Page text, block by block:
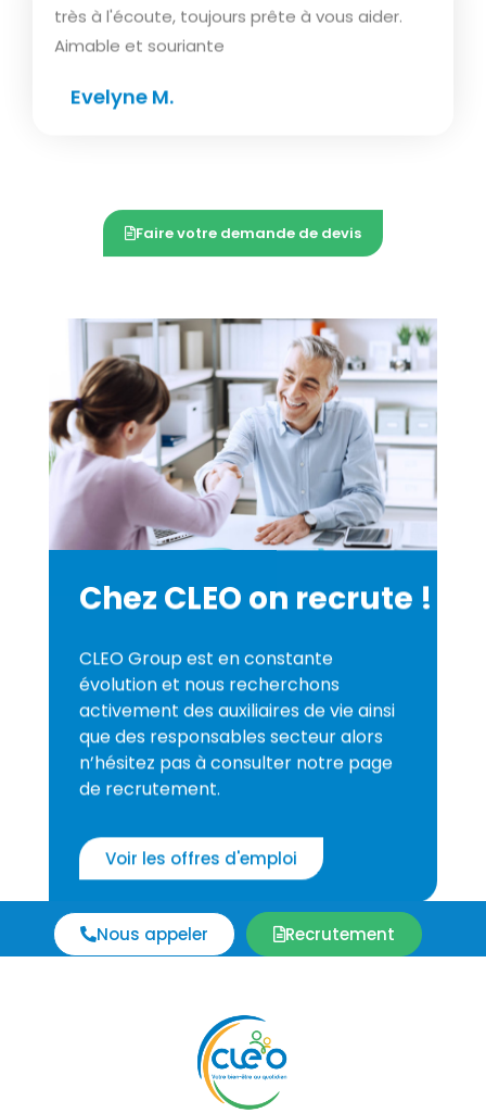
très à l'écoute, toujours prête à vous aider.
Aimable et souriante
Evelyne M.
Faire votre demande de devis
Chez CLEO on recrute !
CLEO Group est en constante
évolution et nous recherchons
activement des auxiliaires de vie ainsi
que des responsables secteur alors
n’hésitez pas à consulter notre page
de recrutement.
Voir les offres d'emploi
Nous appeler Recrutement